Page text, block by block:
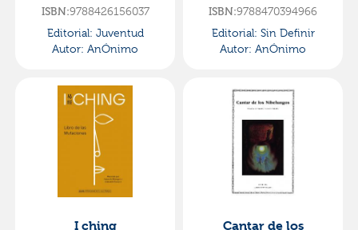
ISBN:9788426156037
Editorial: Juventud
Autor: AnÓnimo
ISBN:9788470394966
Editorial: Sin Definir
Autor: AnÓnimo
I ching
Cantar de los